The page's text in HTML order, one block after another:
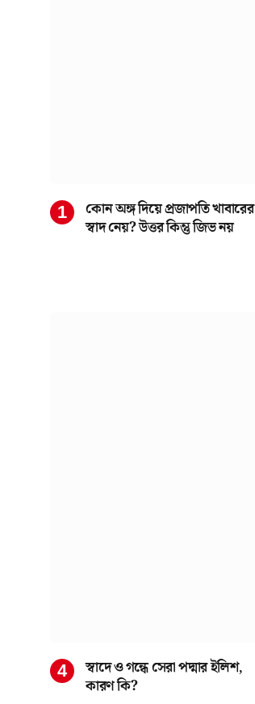
কোন অঙ্গ দিয়ে প্রজাপতি খাবারের
স্বাদ নেয়? উত্তর কিন্তু জিভ নয়
স্বাদে ও গন্ধে সেরা পদ্মার ইলিশ,
কারণ কি?